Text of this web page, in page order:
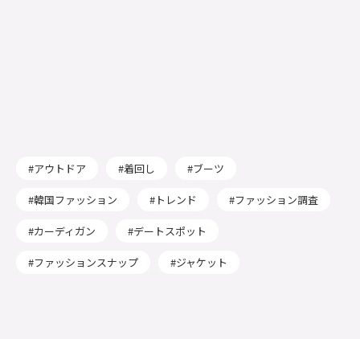
アウトドア 着回し ブーツ
韓国ファッション トレンド ファッション調査
カーディガン デートスポット
ファッションスナップ ジャケット